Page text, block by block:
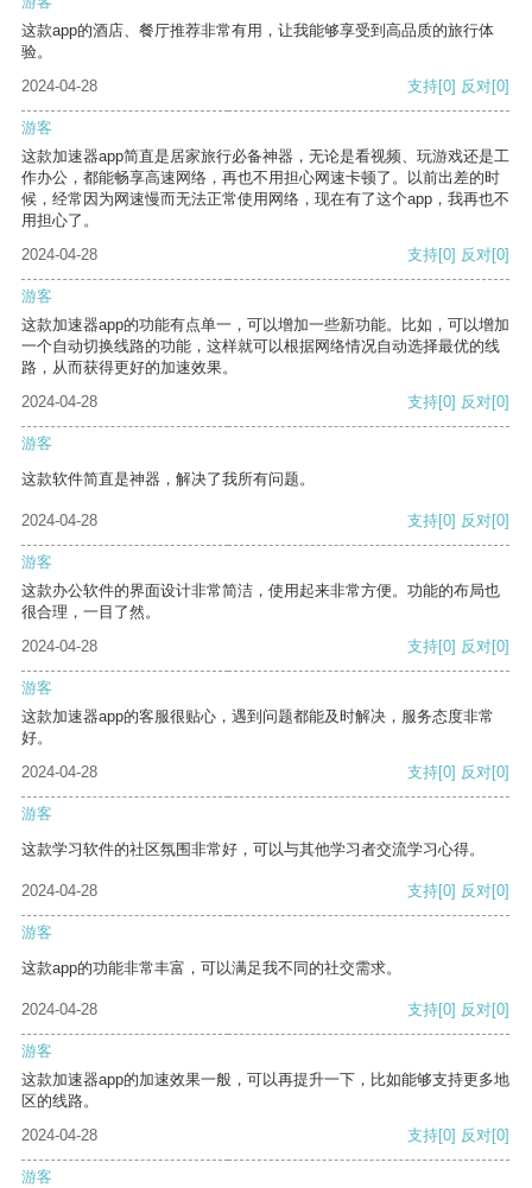
这款app的酒店、餐厅推荐非常有用，让我能够享受到高品质的旅行体
验。
2024-04-28
支持[0] 反对[0]
游客
这款加速器app简直是居家旅行必备神器，无论是看视频、玩游戏还是工
作办公，都能畅享高速网络，再也不用担心网速卡顿了。以前出差的时
候，经常因为网速慢而无法正常使用网络，现在有了这个app，我再也不
用担心了。
2024-04-28
支持[0] 反对[0]
游客
这款加速器app的功能有点单一，可以增加一些新功能。比如，可以增加
一个自动切换线路的功能，这样就可以根据网络情况自动选择最优的线
路，从而获得更好的加速效果。
2024-04-28
支持[0] 反对[0]
游客
这款软件简直是神器，解决了我所有问题。
2024-04-28 支持[0] 反对[0]
游客
这款办公软件的界面设计非常简洁，使用起来非常方便。功能的布局也
很合理，一目了然。
2024-04-28
支持[0] 反对[0]
游客
这款加速器app的客服很贴心，遇到问题都能及时解决，服务态度非常
好。
2024-04-28
支持[0] 反对[0]
游客
这款学习软件的社区氛围非常好，可以与其他学习者交流学习心得。
2024-04-28 支持[0] 反对[0]
游客
这款app的功能非常丰富，可以满足我不同的社交需求。
2024-04-28 支持[0] 反对[0]
游客
这款加速器app的加速效果一般，可以再提升一下，比如能够支持更多地
区的线路。
2024-04-28
支持[0] 反对[0]
游客